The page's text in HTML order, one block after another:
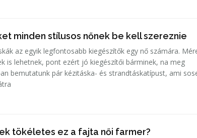
minden stílusos nőnek be kell szereznie
az egyik legfontosabb kiegészítők egy nő számára.
is lehetnek, pont ezért jó kiegészítői bárminek, na meg
bemutatunk pár kézitáska- és strandtáskatípust, ami
tökéletes ez a fajta női farmer?